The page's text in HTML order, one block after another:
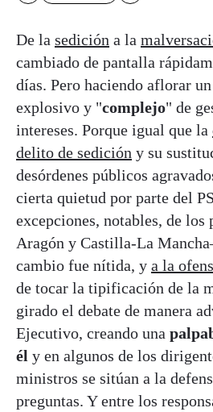
De la sedición a la
cambiado de pantalla
días. Pero haciendo aflorar
explosivo y "complejo" de
intereses. Porque igual que la
delito de sedición y su
desórdenes públicos
cierta quietud por parte del
excepciones, notables, de los
Aragón y Castilla-La
cambio fue nítida, y a la
de tocar la tipificación de la
girado el debate de manera
Ejecutivo, creando una
él y en algunos de los
ministros se sitúan a la
preguntas. Y entre los